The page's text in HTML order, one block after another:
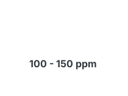
100 - 150 ppm